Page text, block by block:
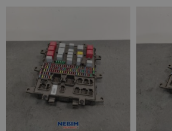
uw truck als nieuw te laten rijden. Al onze
een omruilgarantie, dus als je ooit ontevreden
het ons weten en we helpen je graag om het
Met Nebim kunt u er zeker van zijn dat u de best
voor uw truck krijgt tegen de best mogelijke
bij het installeren van een onderdeel, dan